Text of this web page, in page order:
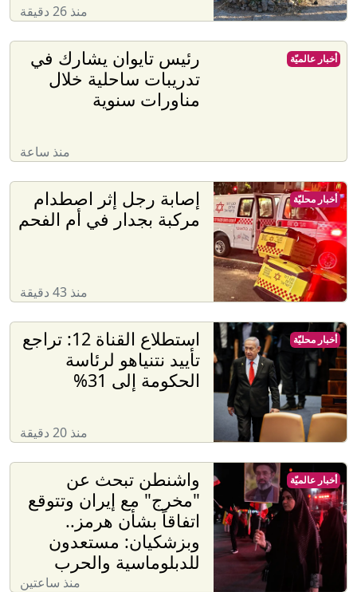
منذ 26 دقيقة
رئيس تايوان يشارك في
تدريبات ساحلية خلال
مناورات سنوية
منذ ساعة
أخبار عالميّة
إصابة رجل إثر اصطدام
مركبة بجدار في أم الفحم
منذ 43 دقيقة
أخبار محليّة
استطلاع القناة 12: تراجع
تأييد نتنياهو لرئاسة
الحكومة إلى 31%
منذ 20 دقيقة
أخبار محليّة
واشنطن تبحث عن
"مخرج" مع إيران وتتوقع
اتفاقاً بشأن هرمز..
وبزشكيان: مستعدون
للدبلوماسية والحرب
منذ ساعتين
أخبار عالميّة